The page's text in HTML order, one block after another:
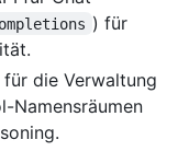
) für
für die Verwaltung
Namensräumen